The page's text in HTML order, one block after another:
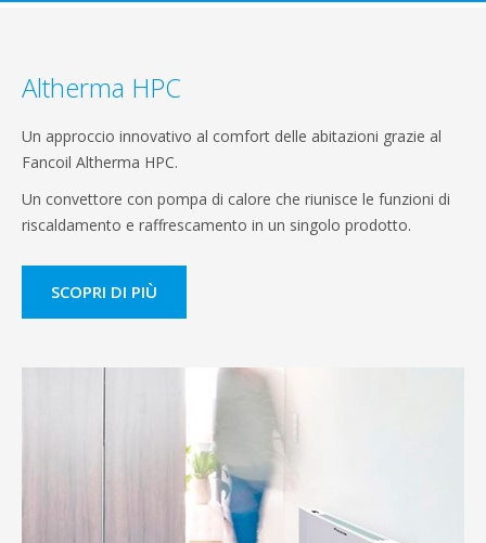
Altherma HPC
Un approccio innovativo al comfort delle abitazioni grazie al
Fancoil Altherma HPC.
Un convettore con pompa di calore che riunisce le funzioni di
riscaldamento e raffrescamento in un singolo prodotto.
SCOPRI DI PIÙ